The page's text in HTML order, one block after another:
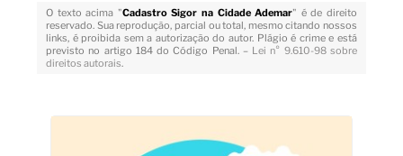
O texto acima "Cadastro Sigor na Cidade Ademar" é de direito
reservado. Sua reprodução, parcial ou total, mesmo citando nossos
links, é proibida sem a autorização do autor. Plágio é crime e está
previsto no artigo 184 do Código Penal. – Lei n° 9.610-98 sobre
direitos autorais.